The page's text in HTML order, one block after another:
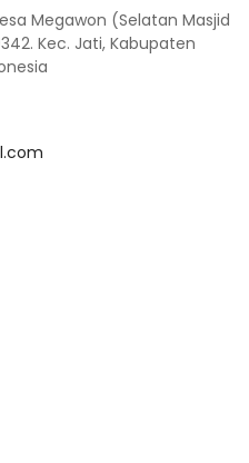
Megawon (Selatan Masjid
Kec. Jati, Kabupaten